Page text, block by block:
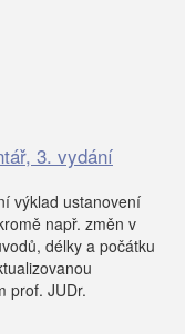
3. vydání
výklad ustanovení
např. změn v
délky a počátku
prof. JUDr.